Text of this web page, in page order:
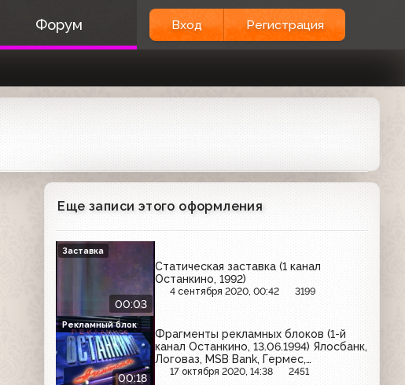
Форум Вход Регистрация
Еще записи этого оформления
00:03
Статическая заставка (1 канал
Останкино, 1992)
4 сентября 2020, 00:42 3199
Заставка
00:18
Фрагменты рекламных блоков (1-й
канал Останкино, 13.06.1994) Ялосбанк,
Логоваз, MSB Bank, Гермес,
Мультиденежный фонд
17 октября 2020, 14:38 2451
Рекламный блок